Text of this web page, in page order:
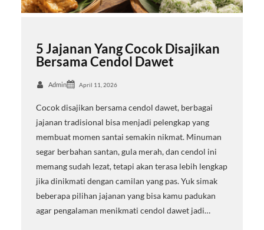
5 Jajanan Yang Cocok Disajikan
Bersama Cendol Dawet
Admin April 11, 2026
Cocok disajikan bersama cendol dawet, berbagai
jajanan tradisional bisa menjadi pelengkap yang
membuat momen santai semakin nikmat. Minuman
segar berbahan santan, gula merah, dan cendol ini
memang sudah lezat, tetapi akan terasa lebih lengkap
jika dinikmati dengan camilan yang pas. Yuk simak
beberapa pilihan jajanan yang bisa kamu padukan
agar pengalaman menikmati cendol dawet jadi…